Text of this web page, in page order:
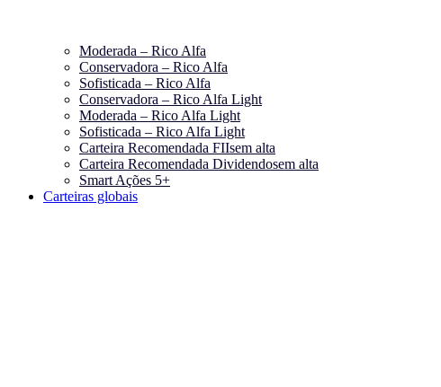
Moderada – Rico Alfa
Conservadora – Rico Alfa
Sofisticada – Rico Alfa
Conservadora – Rico Alfa Light
Moderada – Rico Alfa Light
Sofisticada – Rico Alfa Light
Carteira Recomendada FIIsem alta
Carteira Recomendada Dividendosem alta
Smart Ações 5+
Carteiras globais